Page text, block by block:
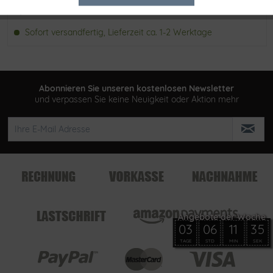
Sofort versandfertig, Lieferzeit ca. 1-2 Werktage
Abonnieren Sie unseren kostenlosen Newsletter
und verpassen Sie keine Neuigkeit oder Aktion mehr
03
TAGE
06
STD
11
MIN
35
SEK